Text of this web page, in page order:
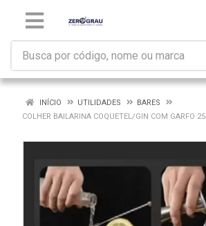
INÍCIO UTILIDADES
BARES
COLHER BAILARINA COQUETEL/GIN COM GARFO 25